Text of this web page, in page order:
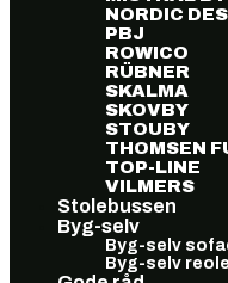
NORDIC
PBJ
ROWICO
RÜBNER
SKALMA
SKOVBY
STOUBY
THOMSEN
TOP-LINE
VILMERS
Stolebussen
Byg-selv
Byg-selv
Byg-selv